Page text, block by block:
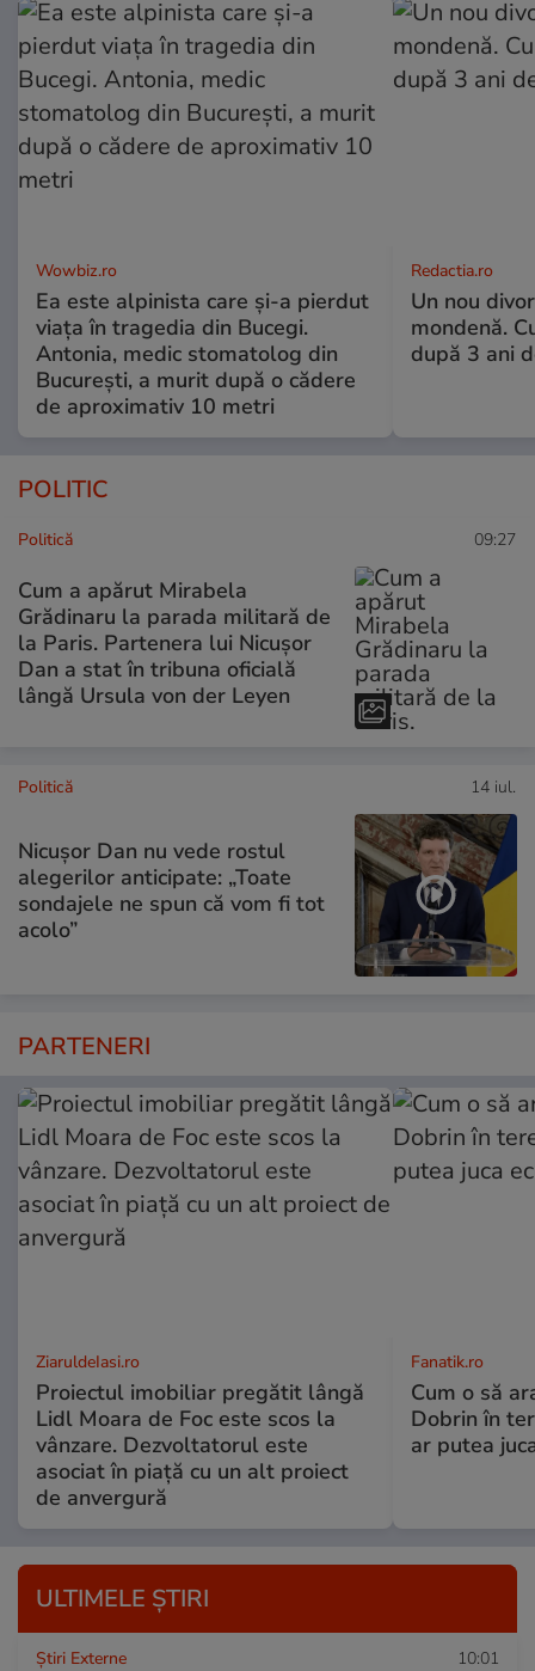
Wowbiz.ro
Ea este alpinista care și-a pierdut
viața în tragedia din Bucegi.
Antonia, medic stomatolog din
București, a murit după o cădere
de aproximativ 10 metri
Redactia.ro
Un nou
mondenă.
după 3 ani
POLITIC
Politică 09:27
Cum a apărut Mirabela
Grădinaru la parada militară de
la Paris. Partenera lui Nicușor
Dan a stat în tribuna oficială
lângă Ursula von der Leyen
Politică 14 iul.
Nicușor Dan nu vede rostul
alegerilor anticipate: „Toate
sondajele ne spun că vom fi tot
acolo”
PARTENERI
ZiaruldeIasi.ro
Proiectul imobiliar pregătit lângă
Lidl Moara de Foc este scos la
vânzare. Dezvoltatorul este
asociat în piață cu un alt proiect
de anvergură
Fanatik.ro
Cum o să
Dobrin în
ar putea
ULTIMELE ȘTIRI
Știri Externe 10:01